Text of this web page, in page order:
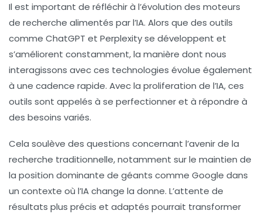
Il est important de réfléchir à l’évolution des moteurs
de recherche alimentés par l’IA. Alors que des outils
comme ChatGPT et Perplexityse développent et
s’améliorent constamment, la manière dont nous
interagissons avec ces technologies évolue également
à une cadence rapide. Avec la proliferation de l’IA, ces
outils sont appelés à se perfectionner et à répondre à
des besoins variés.
Cela soulève des questions concernant l’avenir de la
recherche traditionnelle, notamment sur le maintien de
la position dominante de géants comme Google dans
un contexte où l’IA change la donne. L’attente de
résultats plus précis et adaptés pourrait transformer